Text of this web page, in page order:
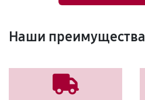
Наши преимущества